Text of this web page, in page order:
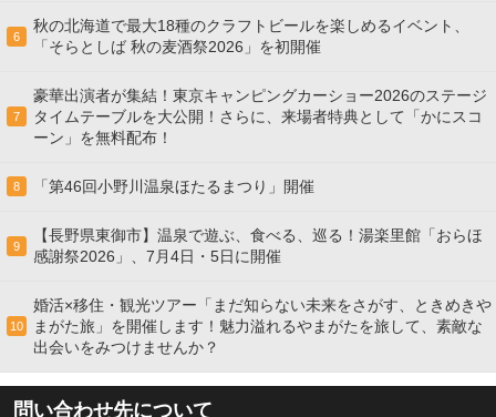
6
秋の北海道で最大18種のクラフトビールを楽しめるイベント、
「そらとしば 秋の麦酒祭2026」を初開催
7
豪華出演者が集結！東京キャンピングカーショー2026のステージ
タイムテーブルを大公開！さらに、来場者特典として「かにスコ
ーン」を無料配布！
8 「第46回小野川温泉ほたるまつり」開催
9
【長野県東御市】温泉で遊ぶ、食べる、巡る！湯楽里館「おらほ
感謝祭2026」、7月4日・5日に開催
10
婚活×移住・観光ツアー「まだ知らない未来をさがす、ときめきや
まがた旅」を開催します！魅力溢れるやまがたを旅して、素敵な
出会いをみつけませんか？
問い合わせ先について